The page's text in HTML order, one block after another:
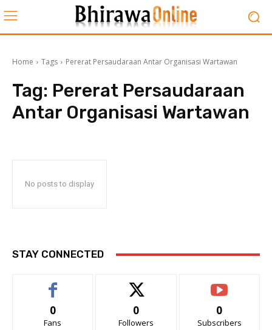
Home Tags Pererat Persaudaraan Antar Organisasi Wartawan
Tag: Pererat Persaudaraan
Antar Organisasi Wartawan
No posts to display
STAY CONNECTED
0
Fans
0
Followers
0
Subscribers